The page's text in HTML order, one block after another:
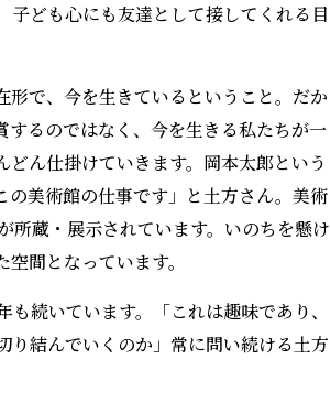
ども心にも友達として接してくれる目
形で、今を生きているということ。だか
るのではなく、今を生きる私たちが一
ん仕掛けていきます。岡本太郎という
の美術館の仕事です」と土方さん。美術
所蔵・展示されています。いのちを懸け
間となっています。
続いています。「これは趣味であり、
結んでいくのか」常に問い続ける土方